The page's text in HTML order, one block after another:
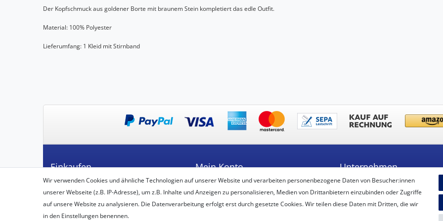
Der Kopfschmuck aus goldener Borte mit braunem Stein kompletiert das edle Outfit.
Material: 100% Polyester
Lieferumfang: 1 Kleid mit Stirnband
Einkaufen
Zahlungsarten
Versandarten & -kosten
Widerrufsbelehrung
Vertrag widerrufen
Mein Konto
Registrieren
Login
Unternehmen
Unsere Filiale
Kontakt
Datenschutzerklärung
Wir verwenden Cookies und ähnliche Technologien auf unserer Website und verarbeiten personenbezogene Daten von Besucher:innen
unserer Webseite (z.B. IP-Adresse), um z.B. Inhalte und Anzeigen zu personalisieren, Medien von Drittanbietern einzubinden oder Zugriffe
auf unsere Website zu analysieren. Die Datenverarbeitung erfolgt erst durch gesetzte Cookies. Wir teilen diese Daten mit Dritten, die wir
in den Einstellungen benennen.